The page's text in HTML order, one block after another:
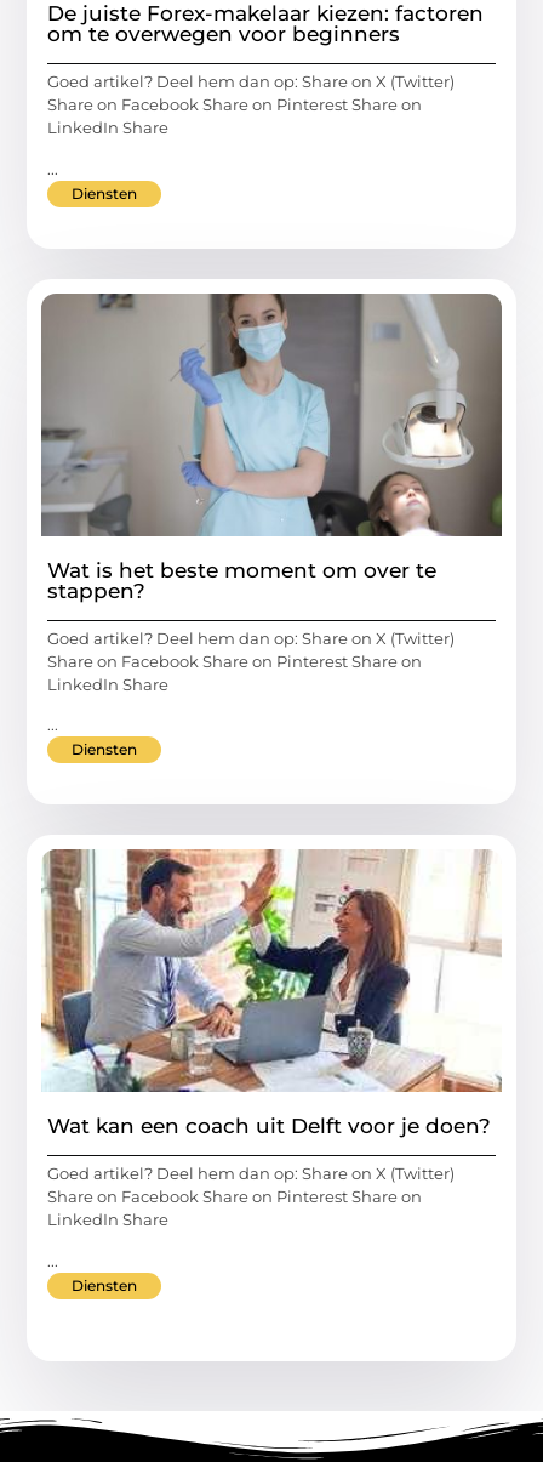
De juiste Forex-makelaar kiezen: factoren
om te overwegen voor beginners
Goed artikel? Deel hem dan op: Share on X (Twitter)
Share on Facebook Share on Pinterest Share on
LinkedIn Share
...
Diensten
Wat is het beste moment om over te
stappen?
Goed artikel? Deel hem dan op: Share on X (Twitter)
Share on Facebook Share on Pinterest Share on
LinkedIn Share
...
Diensten
Wat kan een coach uit Delft voor je doen?
Goed artikel? Deel hem dan op: Share on X (Twitter)
Share on Facebook Share on Pinterest Share on
LinkedIn Share
...
Diensten